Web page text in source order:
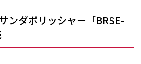
ンダポリッシャー「BRSE-